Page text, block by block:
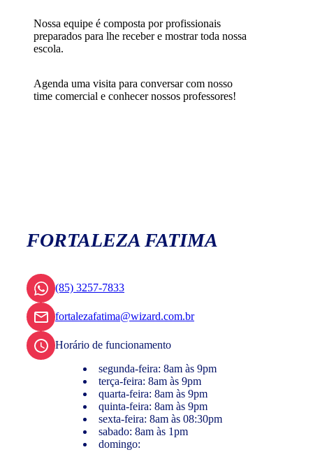
Nossa equipe é composta por profissionais
preparados para lhe receber e mostrar toda nossa
escola.
Agenda uma visita para conversar com nosso
time comercial e conhecer nossos professores!
FORTALEZA FATIMA
(85) 3257-7833
fortalezafatima@wizard.com.br
Horário de funcionamento
segunda-feira: 8am às 9pm
terça-feira: 8am às 9pm
quarta-feira: 8am às 9pm
quinta-feira: 8am às 9pm
sexta-feira: 8am às 08:30pm
sabado: 8am às 1pm
domingo: